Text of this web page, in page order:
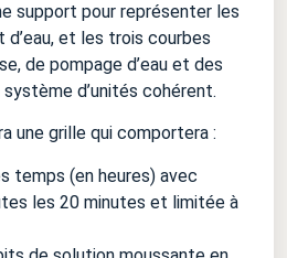
support pour représenter les
d’eau, et les trois courbes
de pompage d’eau et des
d’unités cohérent.
une grille qui comportera :
temps (en heures) avec
les 20 minutes et limitée à